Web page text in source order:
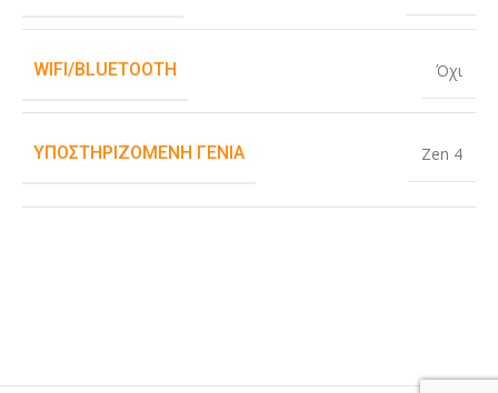
WIFI/BLUETOOTH Όχι
ΥΠΟΣΤΗΡΙΖΌΜΕΝΗ ΓΕΝΙΆ Zen 4